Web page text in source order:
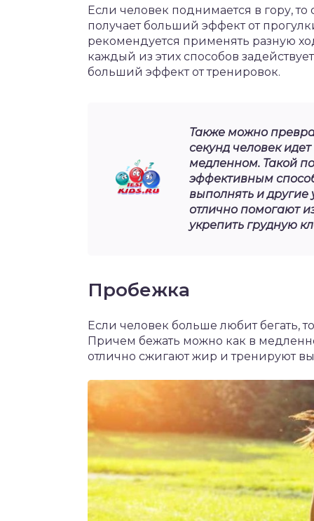
Если человек поднимается в гору, то
получает больший эффект от
рекомендуется применять разную
каждый из этих способов
больший эффект от тренировок.
Также можно
секунд человек
медленном. Такой
эффективным
выполнять и
отлично помогают
укрепить грудную
Пробежка
Если человек больше любит бегать,
Причем бежать можно как в
отлично сжигают жир и тренируют